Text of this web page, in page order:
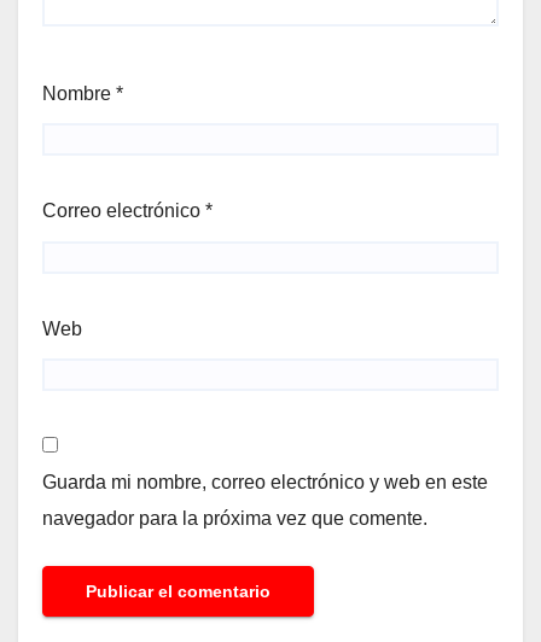
Nombre *
Correo electrónico *
Web
Guarda mi nombre, correo electrónico y web en este
navegador para la próxima vez que comente.